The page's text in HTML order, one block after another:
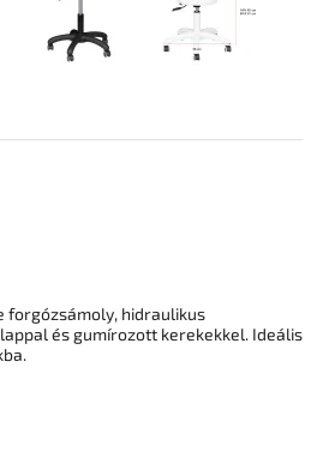
forgózsámoly, hidraulikus
és gumírozott kerekekkel. Ideális